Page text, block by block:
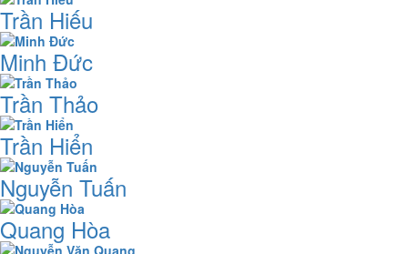
Trần Hiếu
Minh Đức
Trần Thảo
Trần Hiển
Nguyễn Tuấn
Quang Hòa